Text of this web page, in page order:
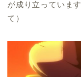
が成り立っていま
て）